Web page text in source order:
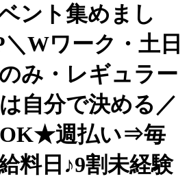
ント集めまし
Wワーク・土日
み・レギュラー
自分で決める／
OK★週払い⇒毎
料日♪9割未経験